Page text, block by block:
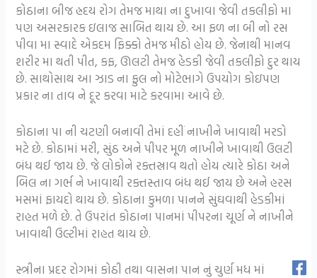
કોઠાના બીજ હ્રદય રોગ તેમજ માથા ના દુખાવા જેવી તકલીફો મા
પણ અસરકારક ઇલાજ સાબિત થાય છે. આ ફળ ના બી નો રસ
પીવા મા સ્વાદે એકદમ ફિક્કો તેમજ મીઠો હોય છે. જેનાથી માનવ
શરીર મા થતી પીત, કફ, ઊલટી તેમજ હેડકી જેવી તકલીફો દુર થાય
છે. સાથોસાથ આ ઝાડ ના ફુલ નો મોટેભાગે ઉપયોગ કોઇપણ
પ્રકાર ના તાવ ને દૂર કરવા માટે કરવામા આવે છે.
કોઠાના પા ની ચટણી બનાવી તેમાં દહીં નાખીને ખાવાથી મરડો
મટે છે. કોઠામાં મરી, સુંઠ અને પીપર મૂળ નાખીને ખાવાથી ઉલટી
બંધ થઈ જાય છે. જે લોકોને રક્તસ્રાવ થતો હોય ત્યારે કોઠા અને
બિલ ના ગર્ભ ને ખાવાથી રક્તસ્તાવ બંધ થઈ જાય છે અને હરસ
મસમાં ફાયદો થાય છે. કોઠાના કુમળા પાનને સુંઘવાથી હેડકીમાં
રાહત મળે છે. તે ઉપરાંત કોઠાના પાનમાં પીપરના ચૂર્ણ ને નાખીને
ખાવાથી ઉલ્ટીમાં રાહત થાય છે.
સ્ત્રીના પ્રદર રોગમાં કોઠી તથા વાસના પાન નું ચુર્ણ મધ માં